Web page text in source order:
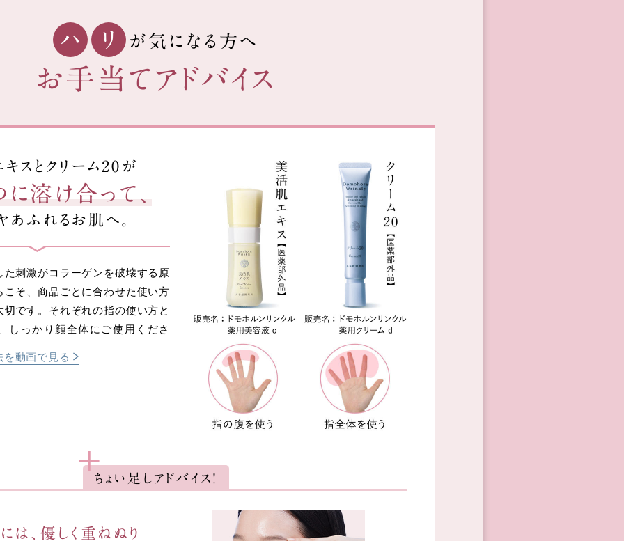
ハ リ が気になる方へ
お手当てアドバイス
スとクリーム20が
溶け合って、
あふれるお肌へ。
刺激がコラーゲンを破壊する原
そ、商品ごとに合わせた使い方
です。それぞれの指の使い方と
しっかり顔全体にご使用くださ
動画で見る
ちょい足しアドバイス！
は、 優しく重ねぬり